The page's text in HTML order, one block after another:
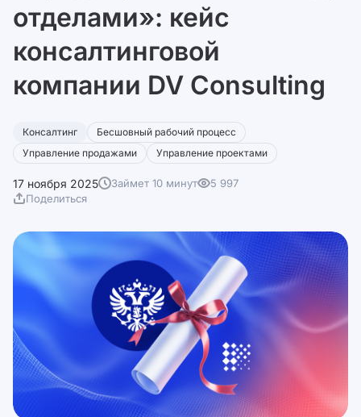
отделами»: кейс
консалтинговой
компании DV Consulting
Консалтинг
Бесшовный рабочий процесс
Управление продажами
Управление проектами
17 ноября 2025 Займет 10 минут
5 997
Поделиться